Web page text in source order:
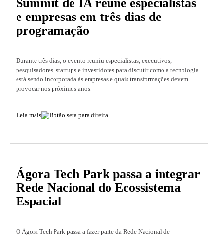
Summit de IA reúne especialistas
e empresas em três dias de
programação
Durante três dias, o evento reuniu especialistas, executivos,
pesquisadores, startups e investidores para discutir como a tecnologia
está sendo incorporada às empresas e quais transformações devem
provocar nos próximos anos.
Leia mais
Ágora Tech Park passa a integrar
Rede Nacional do Ecossistema
Espacial
O Ágora Tech Park passa a fazer parte da Rede Nacional de